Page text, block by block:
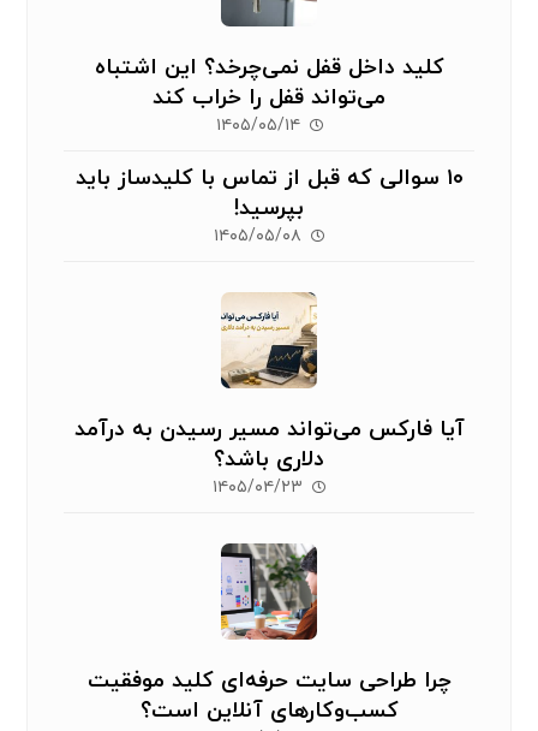
کلید داخل قفل نمی‌چرخد؟ این اشتباه
می‌تواند قفل را خراب کند
۱۴۰۵/۰۵/۱۴
۱۰ سوالی که قبل از تماس با کلیدساز باید
بپرسید!
۱۴۰۵/۰۵/۰۸
آیا فارکس می‌تواند مسیر رسیدن به درآمد
دلاری باشد؟
۱۴۰۵/۰۴/۲۳
چرا طراحی سایت حرفه‌ای کلید موفقیت
کسب‌وکارهای آنلاین است؟